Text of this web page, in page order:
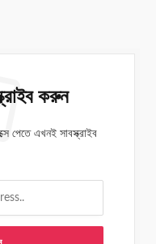
করুন
পেতে এখনই সাবস্ক্রাইব